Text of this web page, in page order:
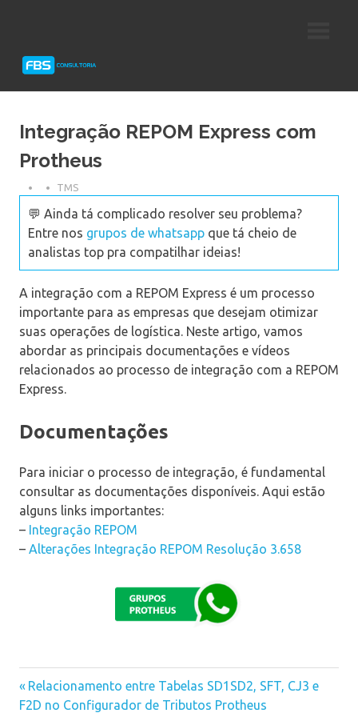
Protheus
Integração REPOM Express com
Protheus
TMS
💬 Ainda tá complicado resolver seu problema?
Entre nos grupos de whatsapp que tá cheio de
analistas top pra compatilhar ideias!
A integração com a REPOM Express é um processo
importante para as empresas que desejam otimizar
suas operações de logística. Neste artigo, vamos
abordar as principais documentações e vídeos
relacionados ao processo de integração com a REPOM
Express.
Documentações
Para iniciar o processo de integração, é fundamental
consultar as documentações disponíveis. Aqui estão
alguns links importantes:
– Integração REPOM
– Alterações Integração REPOM Resolução 3.658
Navegação
Previous
Post:
Relacionamento entre Tabelas SD1SD2, SFT, CJ3 e
F2D no Configurador de Tributos Protheus